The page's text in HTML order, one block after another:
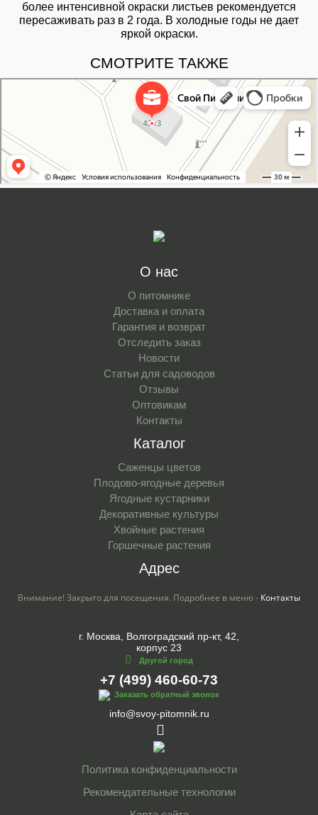
более интенсивной окраски листьев рекомендуется
пересаживать раз в 2 года. В холодные годы не дает
яркой окраски.
СМОТРИТЕ ТАКЖЕ
Питомник растений в Москве
О нас
О питомнике
Доставка и оплата
Гарантия и возврат
Отследить заказ
Новости
Статьи для садоводов
Отзывы
Оптовикам
Контакты
Каталог
Саженцы цветов
Плодово-ягодные деревья
Ягодные кустарники
Декоративные культуры
Хвойные растения
Горшечные растения
Адрес
Внимание! Закрыто для посещения. Подробнее в меню - Контакты
г. Москва, Волгоградский пр-кт, 42,
корпус 23
Другой город
+7 (499) 460-60-73
Заказать обратный звонок
info@svoy-pitomnik.ru
Политика конфиденциальности
Рекомендательные технологии